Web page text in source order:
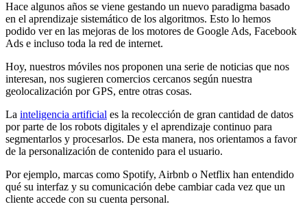
Hace algunos años se viene gestando un nuevo paradigma basado
en el aprendizaje sistemático de los algoritmos. Esto lo hemos
podido ver en las mejoras de los motores de Google Ads, Facebook
Ads e incluso toda la red de internet.
Hoy, nuestros móviles nos proponen una serie de noticias que nos
interesan, nos sugieren comercios cercanos según nuestra
geolocalización por GPS, entre otras cosas.
La inteligencia artificial es la recolección de gran cantidad de datos
por parte de los robots digitales y el aprendizaje continuo para
segmentarlos y procesarlos. De esta manera, nos orientamos a favor
de la personalización de contenido para el usuario.
Por ejemplo, marcas como Spotify, Airbnb o Netflix han entendido
qué su interfaz y su comunicación debe cambiar cada vez que un
cliente accede con su cuenta personal.